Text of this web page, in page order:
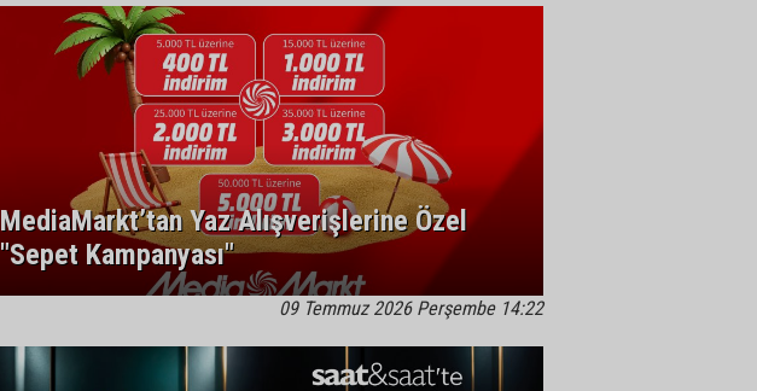
MediaMarkt’tan Yaz Alışverişlerine Özel
"Sepet Kampanyası"
09 Temmuz 2026 Perşembe 14:22